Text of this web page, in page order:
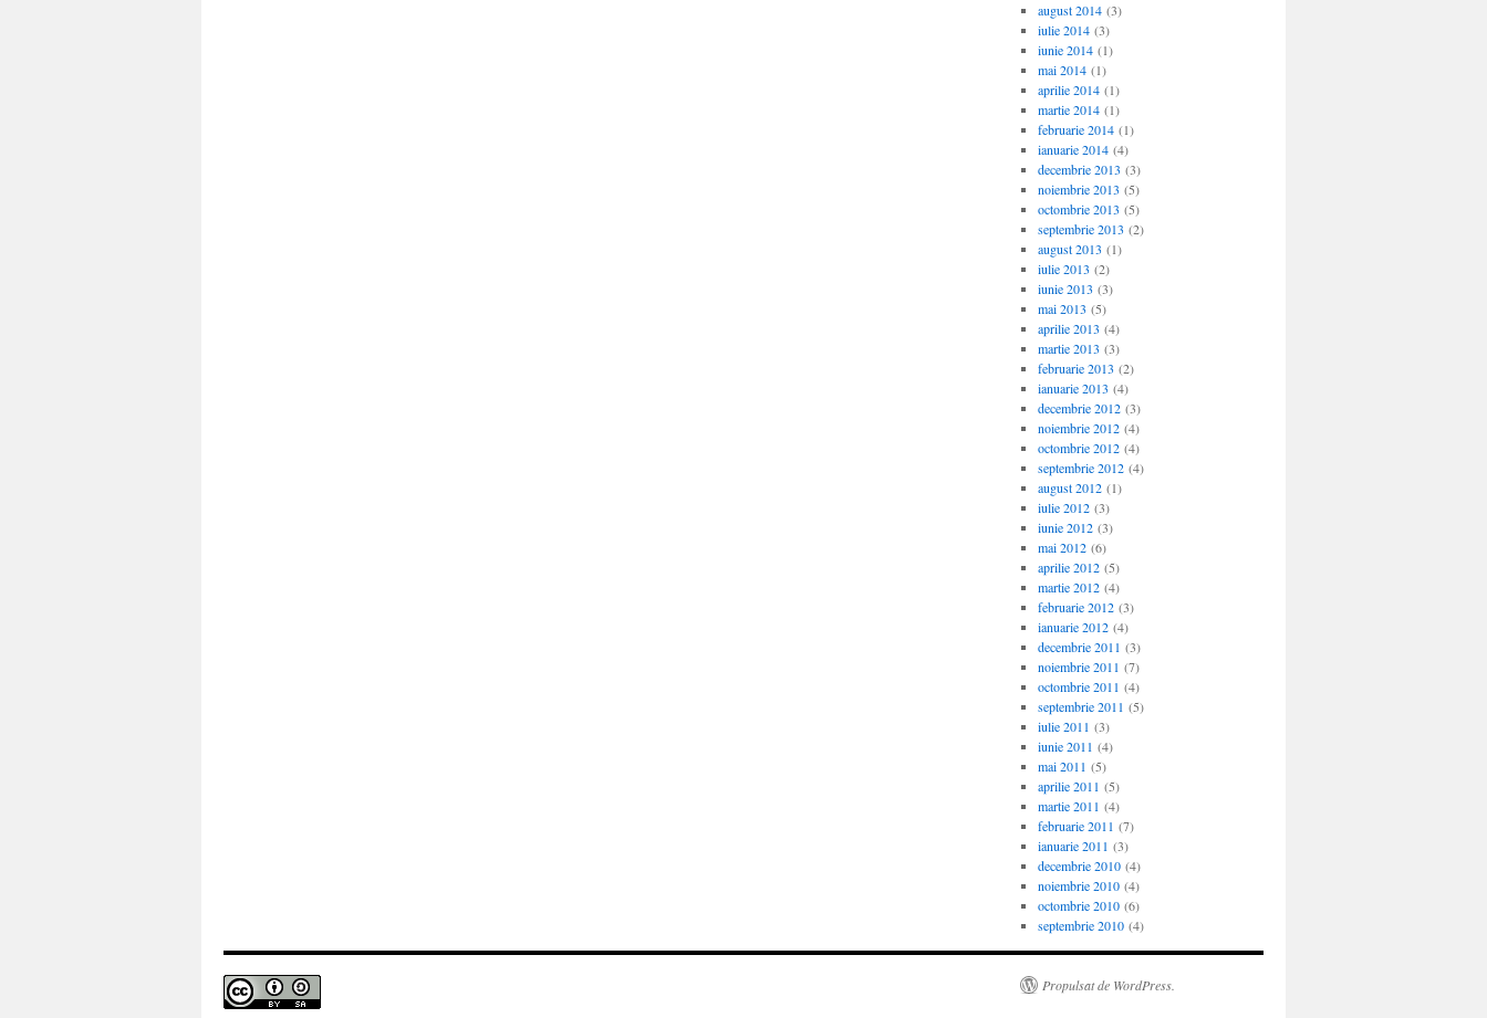
august 2014(3)
iulie 2014(3)
iunie 2014(1)
mai 2014(1)
aprilie 2014(1)
martie 2014(1)
februarie 2014(1)
ianuarie 2014(4)
decembrie 2013 (3)
noiembrie 2013 (5)
octombrie 2013 (5)
septembrie 2013 (2)
august 2013 (1)
iulie 2013 (2)
iunie 2013 (3)
mai 2013 (5)
aprilie 2013 (4)
martie 2013 (3)
februarie 2013 (2)
ianuarie 2013 (4)
decembrie 2012(3)
noiembrie 2012(4)
octombrie 2012(4)
septembrie 2012(4)
august 2012(1)
iulie 2012(3)
iunie 2012(3)
mai 2012(6)
aprilie 2012(5)
martie 2012(4)
februarie 2012(3)
ianuarie 2012(4)
decembrie 2011 (3)
noiembrie 2011 (7)
octombrie 2011 (4)
septembrie 2011 (5)
iulie 2011 (3)
iunie 2011 (4)
mai 2011 (5)
aprilie 2011 (5)
martie 2011 (4)
februarie 2011 (7)
ianuarie 2011 (3)
decembrie 2010(4)
noiembrie 2010(4)
octombrie 2010(6)
septembrie 2010(4)
Propulsat de WordPress.